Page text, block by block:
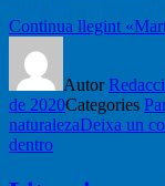
Continua llegint
Autor
de 2020Categories
naturalezaDeixa un
dentro